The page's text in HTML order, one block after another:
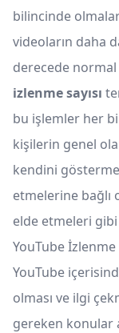
bilincinde
videoların daha
derecede
izlenme sayısı
bu işlemler her
kişilerin genel
kendini
etmelerine bağlı
elde etmeleri
YouTube İzlenme
YouTube
olması ve ilgi
gereken konular